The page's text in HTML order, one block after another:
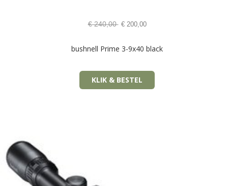
€240,00 €200,00
bushnell Prime 3-9x40 black
KLIK & BESTEL